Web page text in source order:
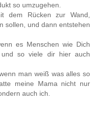
so umzugehen.
dem Rücken zur Wand,
sollen, und dann entstehen
es Menschen wie Dich
so viele dir hier auch
man weiß was alles so
meine Mama nicht nur
auch ich.